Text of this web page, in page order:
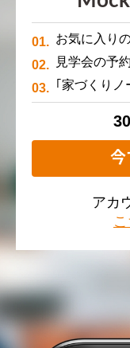
お気に入り
見学会の予
｢家づくりノ
今
アカ